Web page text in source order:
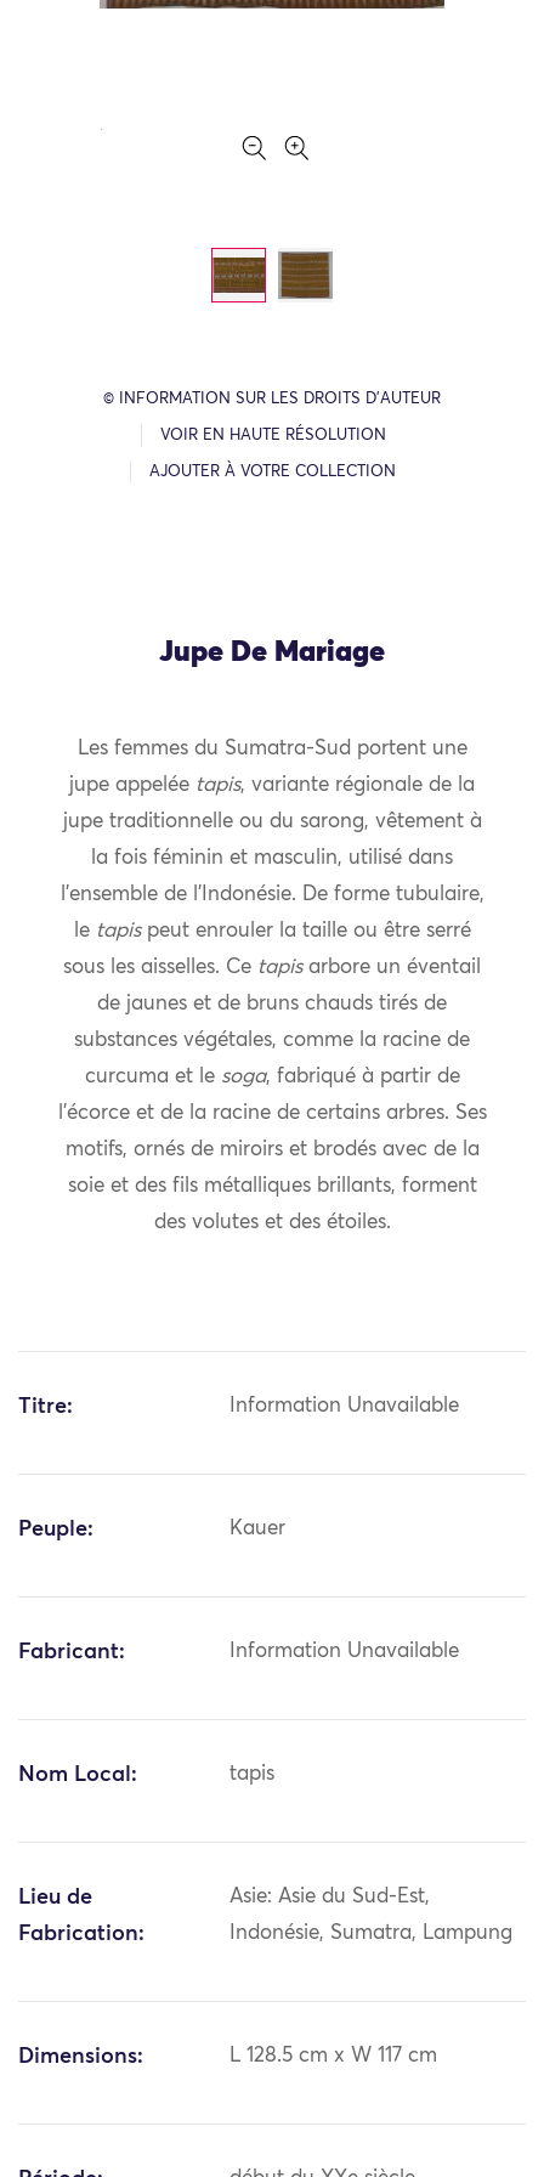
© INFORMATION SUR LES DROITS D’AUTEUR
VOIR EN HAUTE RÉSOLUTION
AJOUTER À VOTRE COLLECTION
Jupe De Mariage
Les femmes du Sumatra-Sud portent une
jupe appelée tapis, variante régionale de la
jupe traditionnelle ou du sarong, vêtement à
la fois féminin et masculin, utilisé dans
l’ensemble de l’Indonésie. De forme tubulaire,
le tapispeut enrouler la taille ou être serré
sous les aisselles. Ce tapisarbore un éventail
de jaunes et de bruns chauds tirés de
substances végétales, comme la racine de
curcuma et le soga, fabriqué à partir de
l’écorce et de la racine de certains arbres. Ses
motifs, ornés de miroirs et brodés avec de la
soie et des fils métalliques brillants, forment
des volutes et des étoiles.
Titre: Information Unavailable
Peuple: Kauer
Fabricant: Information Unavailable
Nom Local: tapis
Lieu de
Fabrication:
Asie: Asie du Sud-Est,
Indonésie, Sumatra, Lampung
Dimensions: L 128.5 cm x W 117 cm